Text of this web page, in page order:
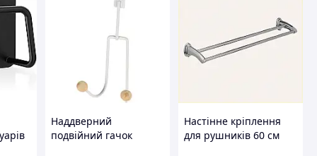
Наддверний
подвійний гачок
Настінне кріплення
для рушників 60 см